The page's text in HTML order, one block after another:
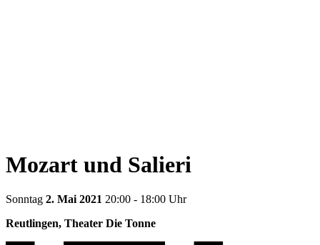
Mozart und Salieri
Sonntag 2. Mai 2021 20:00 - 18:00 Uhr
Reutlingen, Theater Die Tonne